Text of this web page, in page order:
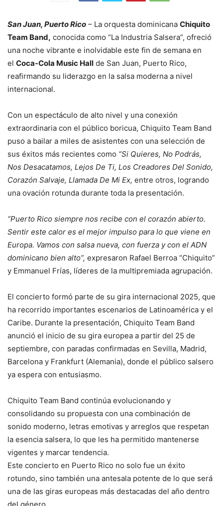
San Juan, Puerto Rico – La orquesta dominicana Chiquito
Team Band, conocida como “La Industria Salsera”, ofreció
una noche vibrante e inolvidable este fin de semana en
el Coca-Cola Music Hall de San Juan, Puerto Rico,
reafirmando su liderazgo en la salsa moderna a nivel
internacional.
Con un espectáculo de alto nivel y una conexión
extraordinaria con el público boricua, Chiquito Team Band
puso a bailar a miles de asistentes con una selección de
sus éxitos más recientes como “Si Quieres, No Podrás,
Nos Desacatamos, Lejos De Ti, Los Creadores Del Sonido,
Corazón Salvaje, Llamada De Mi Ex, entre otros, logrando
una ovación rotunda durante toda la presentación.
“Puerto Rico siempre nos recibe con el corazón abierto.
Sentir este calor es el mejor impulso para lo que viene en
Europa. Vamos con salsa nueva, con fuerza y con el ADN
dominicano bien alto”, expresaron Rafael Berroa “Chiquito”
y Emmanuel Frías, líderes de la multipremiada agrupación.
El concierto formó parte de su gira internacional 2025, que
ha recorrido importantes escenarios de Latinoamérica y el
Caribe. Durante la presentación, Chiquito Team Band
anunció el inicio de su gira europea a partir del 25 de
septiembre, con paradas confirmadas en Sevilla, Madrid,
Barcelona y Frankfurt (Alemania), donde el público salsero
ya espera con entusiasmo.
Chiquito Team Band continúa evolucionando y
consolidando su propuesta con una combinación de
sonido moderno, letras emotivas y arreglos que respetan
la esencia salsera, lo que les ha permitido mantenerse
vigentes y marcar tendencia.
Este concierto en Puerto Rico no solo fue un éxito
rotundo, sino también una antesala potente de lo que será
una de las giras europeas más destacadas del año dentro